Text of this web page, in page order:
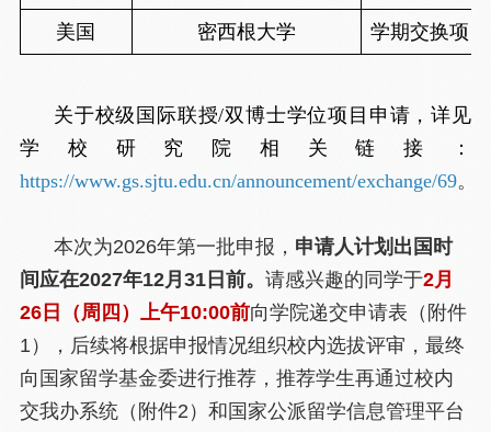
美国 密西根大学 学期交换项目
关于校级国际联授/双博士学位项目申请，详见
学校研究院相关链接：
https://www.gs.sjtu.edu.cn/announcement/exchange/69。
本次为2026年第一批申报， 申请人计划出国时
间应在2027年12月31日前。 请感兴趣的同学于2月
26日（周四）上午10:00前向学院递交申请表（附件
1），后续将根据申报情况组织校内选拔评审，最终
向国家留学基金委进行推荐，推荐学生再通过校内
交我办系统（附件2）和国家公派留学信息管理平台